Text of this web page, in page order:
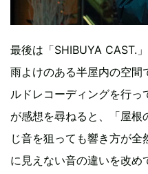
最後は「SHIBUYA CAST.
雨よけのある半屋内の空間
ルドレコーディングを行っ
が感想を尋ねると、「屋根
じ音を狙っても響き方が全
に見えない音の違いを改め